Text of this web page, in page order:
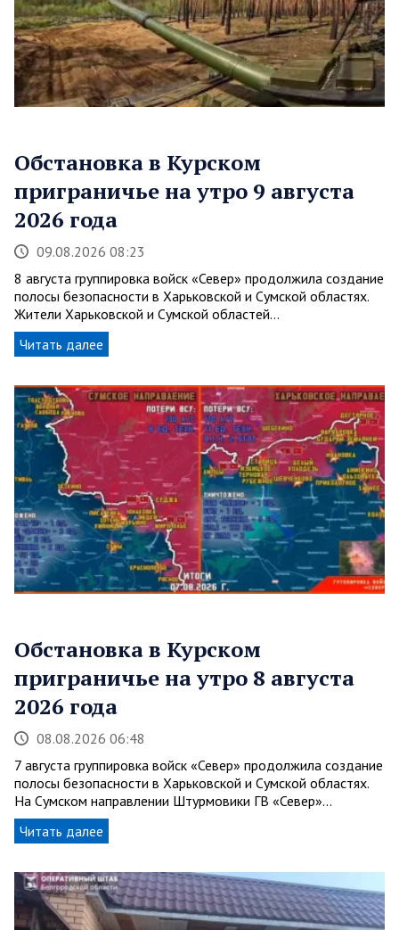
Обстановка в Курском
приграничье на утро 9 августа
2026 года
09.08.2026 08:23
8 августа группировка войск «Север» продолжила создание
полосы безопасности в Харьковской и Сумской областях.
Жители Харьковской и Сумской областей…
Читать далее
Обстановка в Курском
приграничье на утро 8 августа
2026 года
08.08.2026 06:48
7 августа группировка войск «Север» продолжила создание
полосы безопасности в Харьковской и Сумской областях.
На Сумском направлении Штурмовики ГВ «Север»…
Читать далее